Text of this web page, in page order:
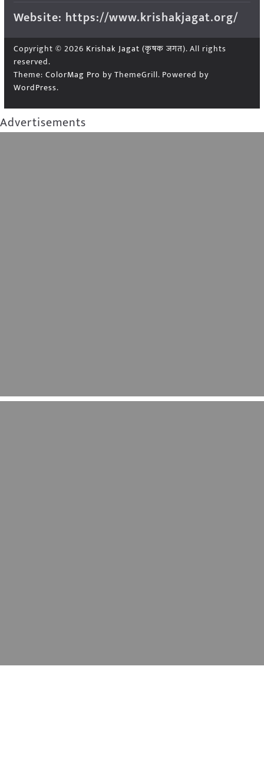
Website: https://www.krishakjagat.org/
Copyright © 2026 Krishak Jagat (कृषक जगत). All rights
reserved.
Theme: ColorMag Pro by ThemeGrill. Powered by
WordPress.
Advertisements